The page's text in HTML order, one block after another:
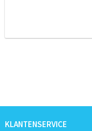
KLANTENSERVICE